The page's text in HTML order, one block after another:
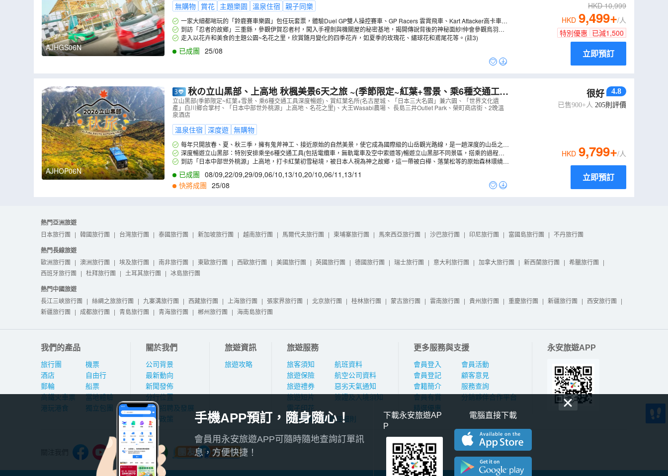
AJHGS06N
無購物 賞花 主題樂園 溫泉住宿 親子同樂
一家大細都啱玩的「鈴鹿賽車樂園」包任玩套票，體驗Duel GP雙人操控賽車、GP Racers 雲霄飛車、Kart Attacker高卡車等
超人氣遊樂設施! 快到鈴鹿賽車場一圓賽車夢！(註2)
到訪「忍者的故鄉」三重縣，參觀伊賀忍者村，闖入手裡劍與機關屋的秘密基地，揭開傳說背後的神秘面紗!仲會參觀鳥羽水
族館，一睹被稱為美人魚的原型「儒艮」。(註2)
走入以花卉和美食的主題公園~名花之里，欣賞隨月變化的四季花卉，如夏季的玫瑰花、繡球花和鳶尾花等。(註3)
已成團 25/08
HKD10,999
HKD 9,499+/人
特別優惠 已減1,500
立即預訂
AJHOP06N
秋の立山黑部、上高地 秋楓美景6天之旅 ~(季節限定~紅葉+雪景、乘6種交通工具
深度暢遊)、賞紅葉名所(名古屋城、「日本三大名園」兼六園、「世界文化遺產」白
川鄉合掌村、「日本中部世外桃源」上高地（AJHOP06N）
立山黑部(季節限定~紅葉+雪景、乘6種交通工具深度暢遊)、賞紅葉名所(名古屋城、「日本三大名園」兼六園、「世界文化遺
產」白川鄉合掌村、「日本中部世外桃源」上高地、名花之里)、大王Wasabi農場、 長島三井Outlet Park、榮町商店街、2晚溫
泉酒店
溫泉住宿 深度遊 無購物
每年只開放春、夏、秋三季，擁有鬼斧神工、接近原始的自然美景，使它成為國際級的山岳觀光路線，是一趟深度的山岳之
旅。精選立山黑部必遊景點：林木茂盛的美女平、「大自然寶庫」的彌陀介原、雄偉壯觀無比的雪壁奇景、可俯瞰立山黑部阿爾
卑斯山脈群峰的大觀峰展望台、位於立山最深的“V” 字山谷的秀麗黑部湖、日本最大拱形水壩黑部大水壩。
深度暢遊立山黑部：特別安排乘坐6種交通工具(包括電纜車，無軌電車及空中索道等)暢遊立山黑部不同景區，搭乘的過程中
可以完全的欣賞到立山黑部的獨特自然奇觀，其中連接室堂和大觀峰的交通工具~“立山隧道電動巴士”，更是日本最高的電動巴
到訪「日本中部世外桃源」上高地，打卡紅葉初雪秘境，被日本人視為神之故鄉，這一帶被白樺、落葉松等的原始森林環繞，
大正池、田代池等分佈在其間，與高聳的各山群一起構成極美的景色。(註5)
已成團 08/09,22/09,29/09,06/10,13/10,20/10,06/11 ,13/11
快將成團 25/08
很好 4.8
已售900+人 205則評價
HKD 9,799+/人
立即預訂
熱門亞洲旅遊
日本旅行團 | 韓國旅行團 | 台灣旅行團 | 泰國旅行團 | 新加坡旅行團 | 越南旅行團 | 馬爾代夫旅行團 | 柬埔寨旅行團 | 馬來西亞旅行團 | 沙巴旅行團 | 印尼旅行團 | 富國島旅行團 | 不丹旅行團
熱門長線旅遊
歐洲旅行團 | 澳洲旅行團 | 埃及旅行團 | 南非旅行團 | 東歐旅行團 | 西歐旅行團 | 美國旅行團 | 英國旅行團 | 德國旅行團 | 瑞士旅行團 | 意大利旅行團 | 加拿大旅行團 | 新西蘭旅行團 | 希臘旅行團 |
西班牙旅行團 | 杜拜旅行團 | 土耳其旅行團 | 冰島旅行團
熱門中國旅遊
長江三峽旅行團 | 絲綢之旅旅行團 | 九寨溝旅行團 | 西藏旅行團 | 上海旅行團 | 張家界旅行團 | 北京旅行團 | 桂林旅行團 | 蒙古旅行團 | 雲南旅行團 | 貴州旅行團 | 重慶旅行團 | 新疆旅行團 | 西安旅行團 |
新疆旅行團 | 成都旅行團 | 青島旅行團 | 青海旅行團 | 郴州旅行團 | 海南島旅行團
我們的產品
旅行團
酒店
郵輪
高鐵火車票
港玩港食
機票
自由行
船票
當地體驗
獨立包團
關於我們
公司背景
最新動向
新聞發佈
分行位置
人才招聘及發展
私隱政策
旅遊資訊
旅遊攻略
旅遊服務
旅客須知
旅遊保險
旅遊禮券
旅遊短片
電子印花
航班資料
航空公司資料
惡劣天氣通知
簽證及入境須知
旅行團報名及責任細則
更多服務與支援
會員登入
會員登記
會籍簡介
會員有賞
精選優惠
會員活動
顧客意見
服務查詢
分銷夥伴合作平台
永安旅遊APP
手機APP預訂，隨身隨心！
會員用永安旅遊APP可隨時隨地查詢訂單訊
息，方便快捷！
下載永安旅遊AP
P
電腦直接下載